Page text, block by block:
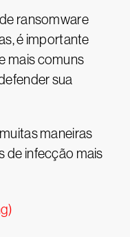
ransomware
é importante
mais comuns
sua
maneiras
de infecção mais